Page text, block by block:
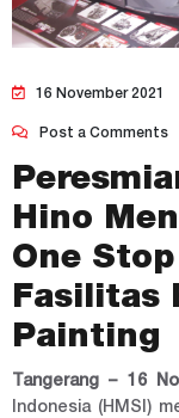
16 November 2021
Post a Comments
Hino
One
Fasilitas
Painting
Tangerang – 16
Indonesia (HMSI)